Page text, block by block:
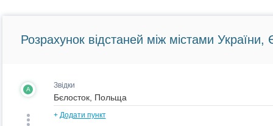
Розрахунок відстаней між містами України,
A Звідки
+ Додати пункт